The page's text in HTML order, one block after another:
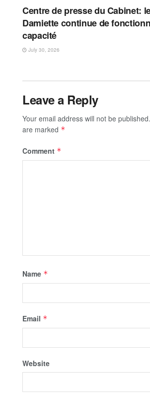
Centre de presse du Cabinet:
Damiette continue de
capacité
July 30, 2026
Leave a Reply
Your email address will not be published.
are marked *
Comment *
Name *
Email *
Website